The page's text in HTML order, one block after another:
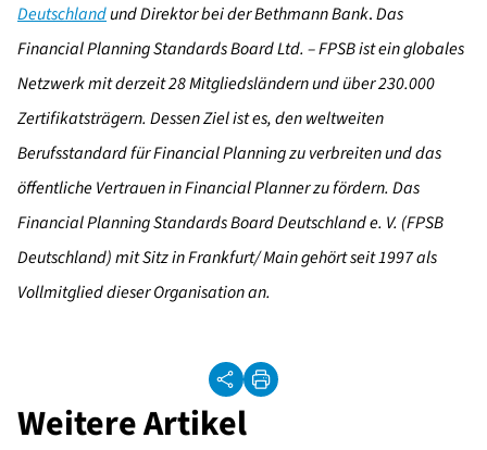
Deutschlandund Direktor bei der Bethmann Bank.Das
Financial Planning Standards Board Ltd. – FPSB ist ein globales
Netzwerk mit derzeit 28 Mitgliedsländern und über 230.000
Zertifikatsträgern. Dessen Ziel ist es, den weltweiten
Berufsstandard für Financial Planning zu verbreiten und das
öffentliche Vertrauen in Financial Planner zu fördern. Das
Financial Planning Standards Board Deutschland e. V. (FPSB
Deutschland) mit Sitz in Frankfurt/ Main gehört seit 1997 als
Vollmitglied dieser Organisation an.
Weitere Artikel